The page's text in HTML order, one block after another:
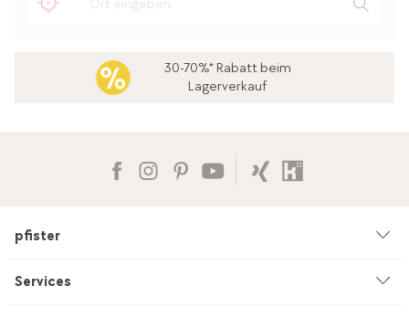
30-70%* Rabatt beim
Lagerverkauf
pfister
Unternehmen
Services